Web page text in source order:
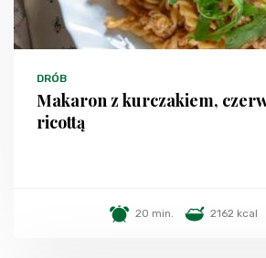
DRÓB
Makaron z kurczakiem,
ricottą
20 min. 2162 kcal